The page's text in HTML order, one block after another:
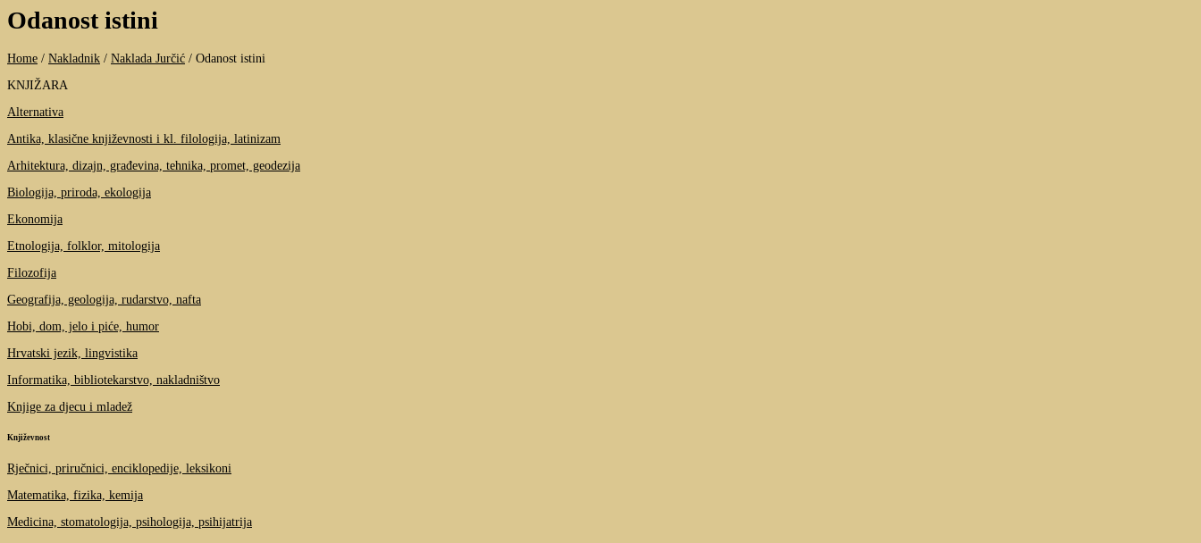
Odanost istini
Home / Nakladnik / Naklada Jurčić / Odanost istini
KNJIŽARA
Alternativa
Antika, klasične književnosti i kl. filologija, latinizam
Arhitektura, dizajn, građevina, tehnika, promet, geodezija
Biologija, priroda, ekologija
Ekonomija
Etnologija, folklor, mitologija
Filozofija
Geografija, geologija, rudarstvo, nafta
Hobi, dom, jelo i piće, humor
Hrvatski jezik, lingvistika
Informatika, bibliotekarstvo, nakladništvo
Knjige za djecu i mladež
Književnost
Rječnici, priručnici, enciklopedije, leksikoni
Matematika, fizika, kemija
Medicina, stomatologija, psihologija, psihijatrija